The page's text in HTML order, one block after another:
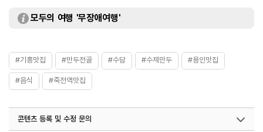
모두의 여행 '무장애여행'
#기흥맛집 #만두전골 #수담 #수제만두 #용인맛집
#음식 #죽전역맛집
콘텐츠 등록 및 수정 문의